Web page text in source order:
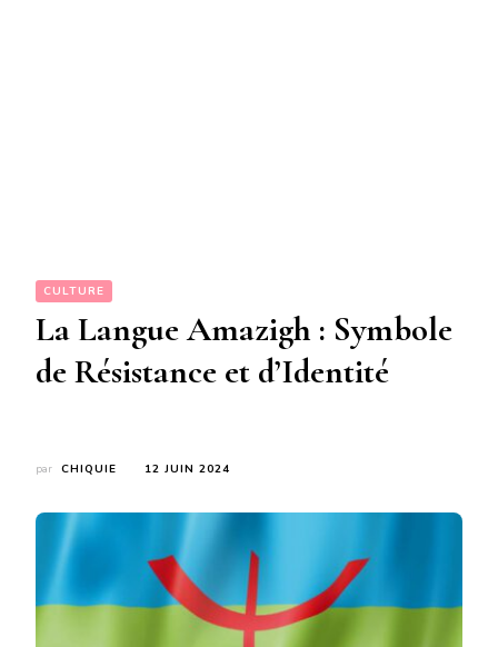
CULTURE
La Langue Amazigh : Symbole
de Résistance et d’Identité
par CHIQUIE 12 JUIN 2024